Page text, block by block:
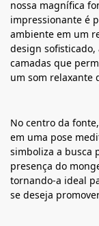
nossa magnífica
impressionante é
ambiente em um
design
camadas que
um som relaxante
No centro da
em uma pose
simboliza a busca
presença do
tornando-a ideal
se deseja